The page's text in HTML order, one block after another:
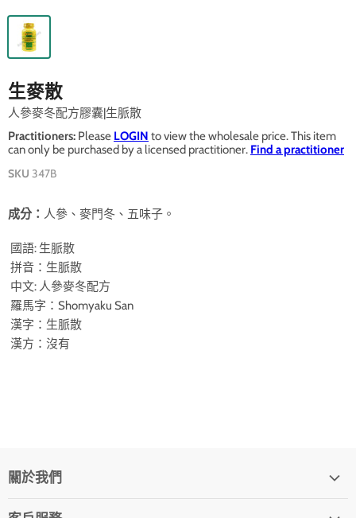
生麥散
人參麥冬配方膠囊|生脈散
Practitioners: Please LOGIN to view the wholesale price. This item
can only be purchased by a licensed practitioner. Find a practitioner
SKU 347B
成分： 人參、麥門冬、五味子。
國語: 生脈散
拼音：生脈散
中文: 人參麥冬配方
羅馬字：Shomyaku San
漢字：生脈散
漢方：沒有
關於我們